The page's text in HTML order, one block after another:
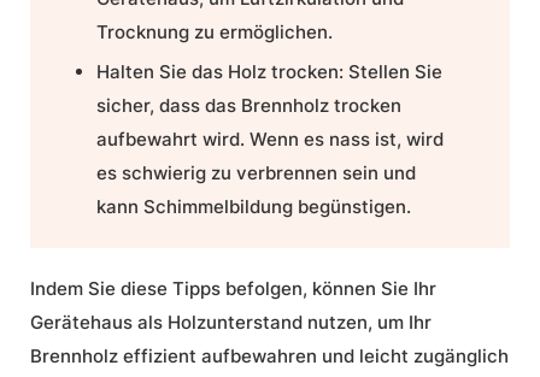
Trocknung zu ermöglichen.
Halten Sie das Holz trocken: Stellen Sie
sicher, dass das Brennholz trocken
aufbewahrt wird. Wenn es nass ist, wird
es schwierig zu verbrennen sein und
kann Schimmelbildung begünstigen.
Indem Sie diese Tipps befolgen, können Sie Ihr
Gerätehaus als Holzunterstand nutzen, um Ihr
Brennholz effizient aufbewahren und leicht zugänglich